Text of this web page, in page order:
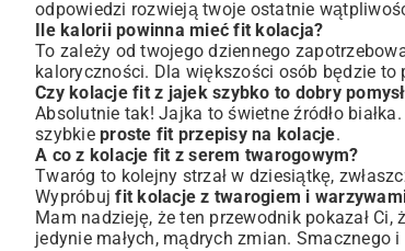
odpowiedzi rozwieją twoje ostatnie
Ile kalorii powinna mieć fit kolacja?
To zależy od twojego dziennego
kaloryczności. Dla większości osób będzie to
Czy kolacje fit z jajek szybko to dobry
Absolutnie tak! Jajka to świetne źródło
szybkie proste fit przepisy na kolacje.
A co z kolacje fit z serem twarogowym?
Twaróg to kolejny strzał w dziesiątkę,
Wypróbujfit kolacje z twarogiem i
Mam nadzieję, że ten przewodnik pokazał Ci,
jedynie małych, mądrych zmian. Smacznego